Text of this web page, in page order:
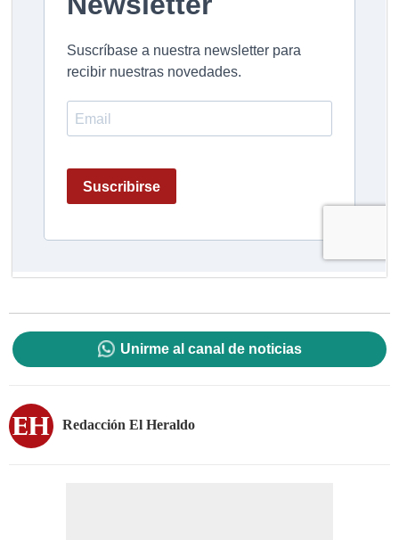
Unirme al canal de noticias
Redacción El Heraldo